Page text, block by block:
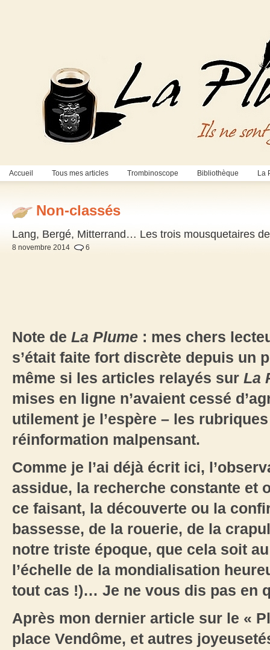
Accueil Tous mes articles Trombinoscope Bibliothèque La
Non-classés
Lang, Bergé, Mitterrand… Les trois mousquetaires de
8 novembre 2014 6
Note de La Plume : mes chers
s’était faite fort discrète depuis un
même si les articles relayés sur La
mises en ligne n’avaient cessé
utilement je l’espère – les
réinformation malpensant.
Comme je l’ai déjà écrit ici,
assidue, la recherche constante et
ce faisant, la découverte ou la
bassesse, de la rouerie, de la
notre triste époque, que cela soit
l’échelle de la mondialisation
tout cas !)… Je ne vous dis pas en
Après mon dernier article sur le «
place Vendôme, et autres